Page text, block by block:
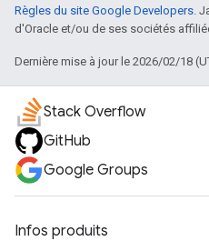
Règles du site Google Developers.
d'Oracle et/ou de ses sociétés
Dernière mise à jour le 2026/02/18
Stack Overflow
GitHub
Google Groups
Infos produits